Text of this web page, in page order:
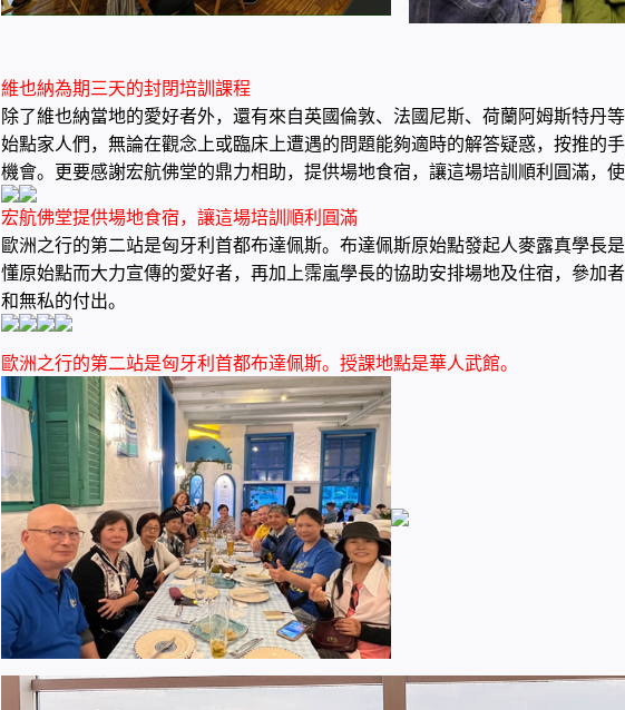
維也納為期三天的封閉培訓課程
除了維也納當地的愛好者外，還有來自英國倫敦、 法國尼斯、 荷蘭阿姆斯特丹
始點家人們，無論在觀念上或臨床上遭遇的問題能夠適時的解答疑惑，按推的
機會。更要感謝宏航佛堂的鼎力相助，提供場地食宿，讓這場培訓順利圓滿，
宏航佛堂提供場地食宿，讓這場培訓順利圓滿
歐洲之行的第二站是匈牙利首都布達佩斯。布達佩斯原始點發起人麥露真學長
懂原始點而大力宣傳的愛好者，再加上霈嵐學長的協助安排場地及住宿，參加
和無私的付出。
歐洲之行的第二站是匈牙利首都布達佩斯。授課地點是華人武館。